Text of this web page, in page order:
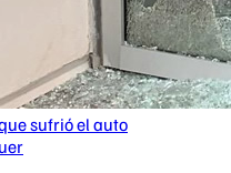
sufrió el auto